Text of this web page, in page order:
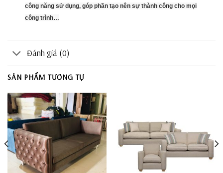
công năng sử dụng, góp phần tạo nên sự thành công cho mọi
công trình…
Đánh giá (0)
SẢN PHẨM TƯƠNG TỰ